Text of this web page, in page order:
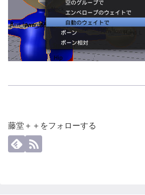
藤堂＋＋をフォローする